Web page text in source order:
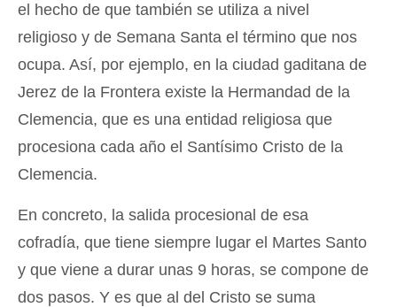
el hecho de que también se utiliza a nivel
religioso y de Semana Santa el término que nos
ocupa. Así, por ejemplo, en la ciudad gaditana de
Jerez de la Frontera existe la Hermandad de la
Clemencia, que es una entidad religiosa que
procesiona cada año el Santísimo Cristo de la
Clemencia.
En concreto, la salida procesional de esa
cofradía, que tiene siempre lugar el Martes Santo
y que viene a durar unas 9 horas, se compone de
dos pasos. Y es que al del Cristo se suma